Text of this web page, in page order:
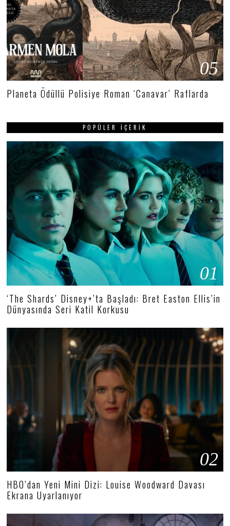
05
Planeta Ödüllü Polisiye Roman ‘Canavar’ Raflarda
POPÜLER İÇERIK
01
‘The Shards’ Disney+’ta Başladı: Bret Easton Ellis’in
Dünyasında Seri Katil Korkusu
02
HBO’dan Yeni Mini Dizi: Louise Woodward Davası
Ekrana Uyarlanıyor